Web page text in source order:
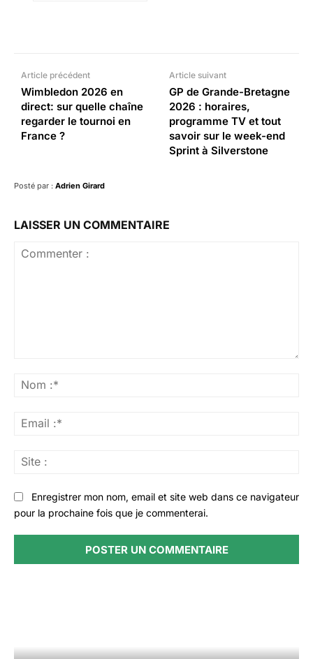
Article précédent
Wimbledon 2026 en
direct: sur quelle chaîne
regarder le tournoi en
France ?
Article suivant
GP de Grande-Bretagne
2026 : horaires,
programme TV et tout
savoir sur le week-end
Sprint à Silverstone
Posté par : Adrien Girard
LAISSER UN COMMENTAIRE
Enregistrer mon nom, email et site web dans ce navigateur
pour la prochaine fois que je commenterai.